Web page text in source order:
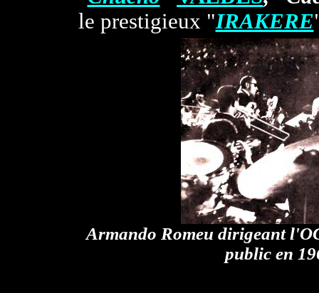
le prestigieux "IRAKERE
Armando Romeu dirigeant
public en